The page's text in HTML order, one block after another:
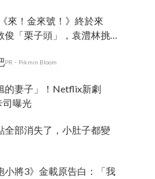
來！金來號！》終於來
俊「栗子頭」，袁澧林挑
PR・Pikmin Bloom
的妻子」！Netflix新劇
司曝光
全部消失了，小肚子都變
小將3》金載原告白：「我